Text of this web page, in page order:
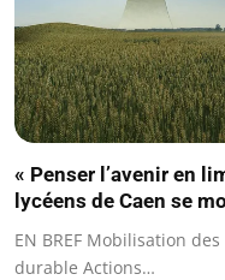
« Penser l’avenir en
lycéens de Caen se
EN BREF Mobilisation
durable Actions…